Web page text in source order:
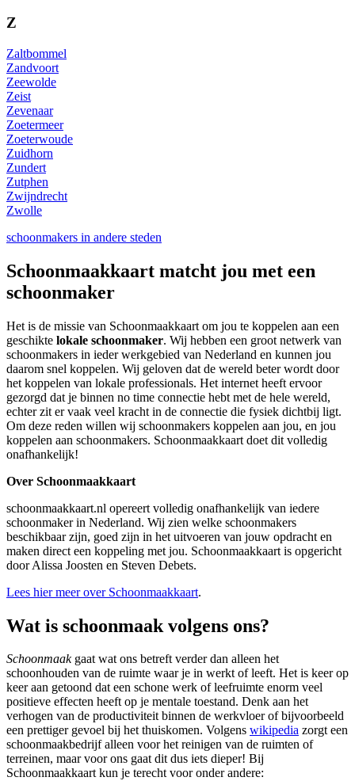
Z
Zaltbommel
Zandvoort
Zeewolde
Zeist
Zevenaar
Zoetermeer
Zoeterwoude
Zuidhorn
Zundert
Zutphen
Zwijndrecht
Zwolle
schoonmakers in andere steden
Schoonmaakkaart matcht jou met een
schoonmaker
Het is de missie van Schoonmaakkaart om jou te koppelen aan een
geschikte lokale schoonmaker. Wij hebben een groot netwerk van
schoonmakers in ieder werkgebied van Nederland en kunnen jou
daarom snel koppelen. Wij geloven dat de wereld beter wordt door
het koppelen van lokale professionals. Het internet heeft ervoor
gezorgd dat je binnen no time connectie hebt met de hele wereld,
echter zit er vaak veel kracht in de connectie die fysiek dichtbij ligt.
Om deze reden willen wij schoonmakers koppelen aan jou, en jou
koppelen aan schoonmakers. Schoonmaakkaart doet dit volledig
onafhankelijk!
Over Schoonmaakkaart
schoonmaakkaart.nl opereert volledig onafhankelijk van iedere
schoonmaker in Nederland. Wij zien welke schoonmakers
beschikbaar zijn, goed zijn in het uitvoeren van jouw opdracht en
maken direct een koppeling met jou. Schoonmaakkaart is opgericht
door Alissa Joosten en Steven Debets.
Lees hier meer over Schoonmaakkaart.
Wat is schoonmaak volgens ons?
Schoonmaakgaat wat ons betreft verder dan alleen het
schoonhouden van de ruimte waar je in werkt of leeft. Het is keer op
keer aan getoond dat een schone werk of leefruimte enorm veel
positieve effecten heeft op je mentale toestand. Denk aan het
verhogen van de productiviteit binnen de werkvloer of bijvoorbeeld
een prettiger gevoel bij het thuiskomen. Volgens wikipedia zorgt een
schoonmaakbedrijf alleen voor het reinigen van de ruimten of
terreinen, maar voor ons gaat dit dus iets dieper! Bij
Schoonmaakkaart kun je terecht voor onder andere: